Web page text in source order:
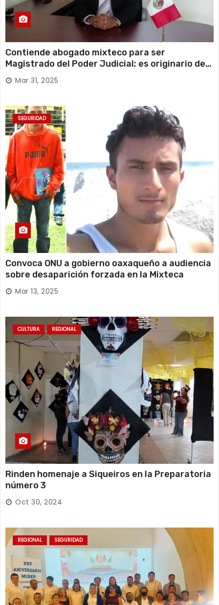
Contiende abogado mixteco para ser
Magistrado del Poder Judicial; es originario de
Huajuapan de León
Mar 31, 2025
SEGURIDAD
Convoca ONU a gobierno oaxaqueño a audiencia
sobre desaparición forzada en la Mixteca
Mar 13, 2025
CULTURA REGIONAL
Rinden homenaje a Siqueiros en la Preparatoria
número 3
Oct 30, 2024
REGIONAL SEGURIDAD